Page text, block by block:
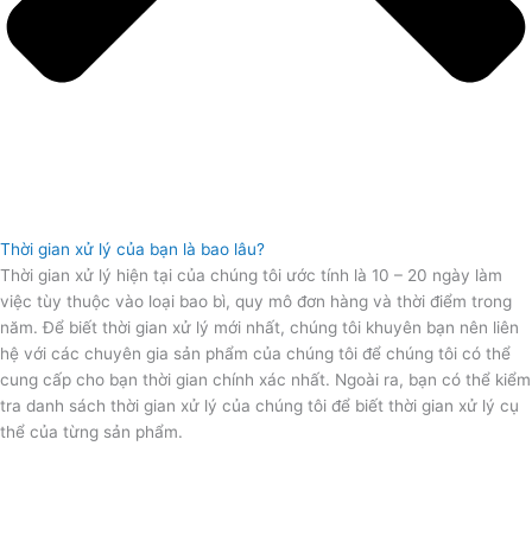
Thời gian xử lý của bạn là bao lâu?
Thời gian xử lý hiện tại của chúng tôi ước tính là 10 – 20 ngày làm
việc tùy thuộc vào loại bao bì, quy mô đơn hàng và thời điểm trong
năm. Để biết thời gian xử lý mới nhất, chúng tôi khuyên bạn nên liên
hệ với các chuyên gia sản phẩm của chúng tôi để chúng tôi có thể
cung cấp cho bạn thời gian chính xác nhất. Ngoài ra, bạn có thể kiểm
tra danh sách thời gian xử lý của chúng tôi để biết thời gian xử lý cụ
thể của từng sản phẩm.